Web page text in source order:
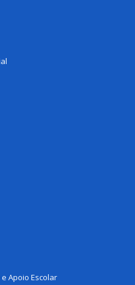
Apoio Escolar